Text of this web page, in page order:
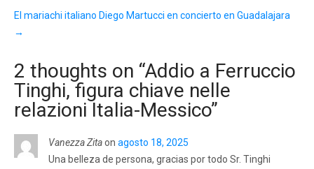
El mariachi italiano Diego Martucci en concierto en Guadalajara
→
2 thoughts on “Addio a Ferruccio
Tinghi, figura chiave nelle
relazioni Italia-Messico”
Vanezza Zitaon agosto 18, 2025
Una belleza de persona, gracias por todo Sr. Tinghi